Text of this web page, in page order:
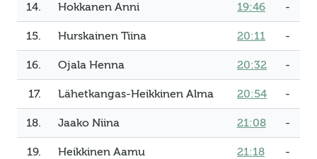
14. Hokkanen Anni 19:46 -
15. Hurskainen Tiina 20:11 -
16. Ojala Henna 20:32 -
17. Lähetkangas-Heikkinen Alma 20:54 -
18. Jaako Niina 21:08 -
19. Heikkinen Aamu 21:18 -